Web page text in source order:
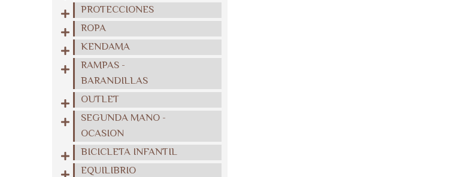
PROTECCIONES
ROPA
KENDAMA
RAMPAS -
BARANDILLAS
OUTLET
SEGUNDA MANO -
OCASION
BICICLETA INFANTIL
EQUILIBRIO